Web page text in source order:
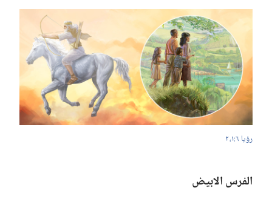
رؤيا ٦:‏١،‏ ٢
الفرس الابيض